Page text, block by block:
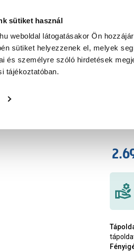
sütiket használ
weboldal látogatásakor Ön
sütiket helyezzenek el, melyek
és személyre szóló hirdetések
tájékoztatóban.
Praktiker Professional